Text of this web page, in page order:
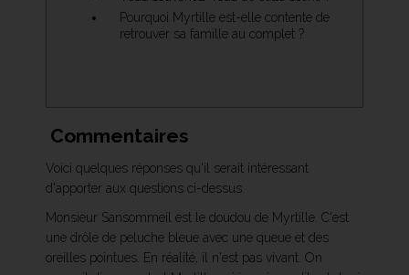
Pourquoi Myrtille est-elle contente de
retrouver sa famille au complet ?
Commentaires
Voici quelques réponses qu'il serait intéressant
d'apporter aux questions ci-dessus.
Monsieur Sansommeil est le doudou de Myrtille. C'est
une drôle de peluche bleue avec une queue et des
oreilles pointues. En réalité, il n'est pas vivant. On